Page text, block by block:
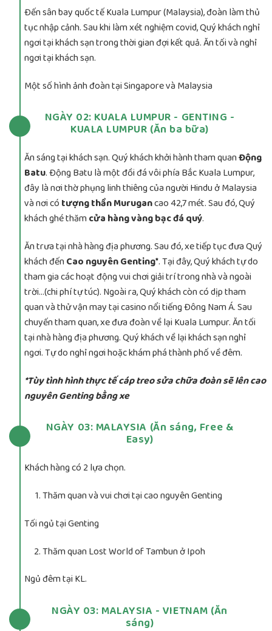
Đến sân bay quốc tế Kuala Lumpur (Malaysia), đoàn làm thủ
tục nhập cảnh. Sau khi làm xét nghiệm covid, Quý khách nghỉ
ngơi tại khách sạn trong thời gian đợi kết quả. Ăn tối và nghỉ
ngơi tại khách sạn.
Một số hình ảnh đoàn tại Singapore và Malaysia
NGÀY 02: KUALA LUMPUR - GENTING -
KUALA LUMPUR (Ăn ba bữa)
Ăn sáng tại khách sạn. Quý khách khởi hành tham quanĐộng
Batu. Động Batu là một đồi đá vôi phía Bắc Kuala Lumpur,
đây là nơi thờ phụng linh thiêng của người Hindu ở Malaysia
và nơi có tượng thần Murugancao 42,7 mét. Sau đó, Quý
khách ghé thămcửa hàng vàng bạc đá quý.
Ăn trưa tại nhà hàng địa phương. Sau đó, xe tiếp tục đưa Quý
khách đếnCao nguyên Genting*. Tại đây, Quý khách tự do
tham gia các hoạt động vui chơi giải trí trong nhà và ngoài
trời…(chi phí tự túc). Ngoài ra, Quý khách còn có dịp tham
quan và thử vận may tại casino nổi tiếng Đông Nam Á. Sau
chuyến tham quan, xe đưa đoàn về lại Kuala Lumpur. Ăn tối
tại nhà hàng địa phương. Quý khách về lại khách sạn nghỉ
ngơi. Tự do nghỉ ngơi hoặc khám phá thành phố về đêm.
*Tùy tình hình thực tế cáp treo sửa chữa đoàn sẽ lên cao
nguyên Genting bằng xe
NGÀY 03: MALAYSIA (Ăn sáng, Free &
Easy)
Khách hàng có 2 lựa chọn.
Thăm quan và vui chơi tại cao nguyên Genting
Tối ngủ tại Genting
Thăm quan Lost World of Tambun ở Ipoh
Ngủ đêm tại KL.
NGÀY 03: MALAYSIA - VIETNAM (Ăn
sáng)